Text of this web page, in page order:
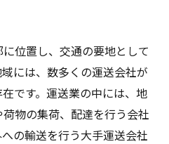
位置し、交通の要地として
には、数多くの運送会社が
です。運送業の中には、地
物の集荷、配達を行う会社
の輸送を行う大手運送会社